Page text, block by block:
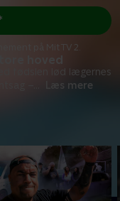
hoved
fødslen lød lægernes
–
Læs mere
på Mit TV 2.